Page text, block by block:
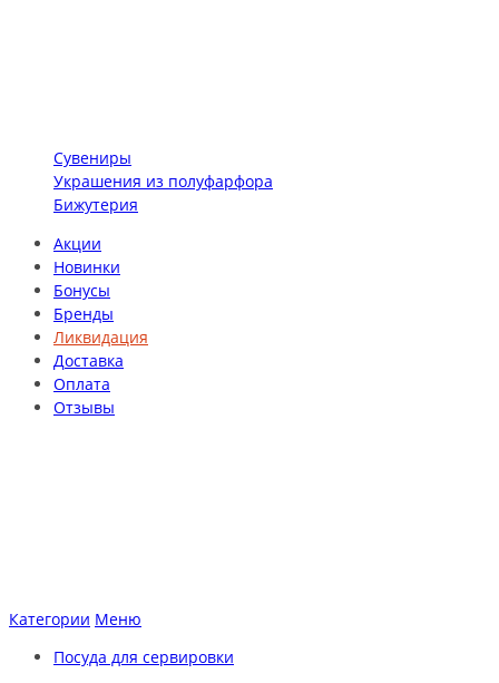
Сувениры
Украшения из полуфарфора
Бижутерия
Акции
Новинки
Бонусы
Бренды
Ликвидация
Доставка
Оплата
Отзывы
Категории Меню
Посуда для сервировки